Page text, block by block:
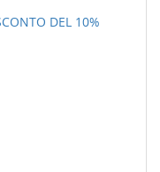
DEL 10%